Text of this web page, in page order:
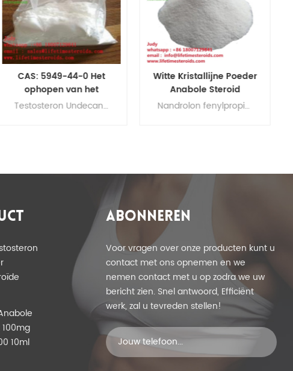
CAS: 5949-44-0 Het
ophopen van het
Testosteronundecanoate
Testosteron Undecanoate bodybuilding , Testosteron Undecanoate100mg , Testosteron Undecanoate kopen Testosteron Undecanoate tabletten, Testosteron Undecanoate capsules Andriol 40 mg, Andriol bodybuilding, Andriol te koop
Witte Kristallijne Poeder
Anabole Steroid
Hormonen NandrolonNandrolon fenylpropionaat kopen, Nandrolon fenylpropionaat bijwerkingen Nandrolon fenylpropionaat voordelen, Nandrolon fenylpropionaat halfwaardetijd
10ml
ABONNEREN
Voor vragen over onze producten kunt u
contact met ons opnemen en we
nemen contact met u op zodra we uw
bericht zien. Snel antwoord, Efficiënt
werk, zal u tevreden stellen!